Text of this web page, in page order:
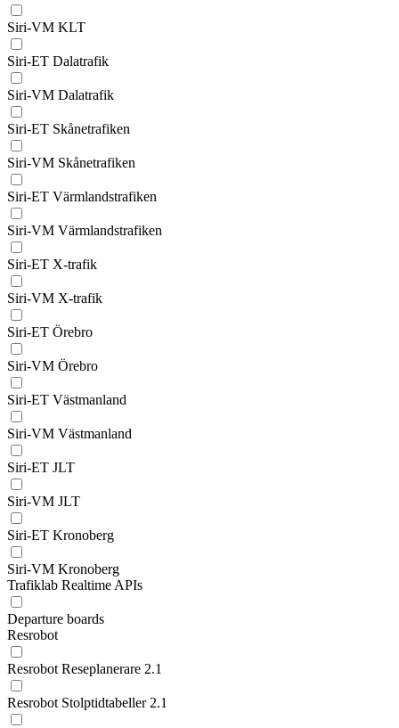
Siri-VM KLT
Siri-ET Dalatrafik
Siri-VM Dalatrafik
Siri-ET Skånetrafiken
Siri-VM Skånetrafiken
Siri-ET Värmlandstrafiken
Siri-VM Värmlandstrafiken
Siri-ET X-trafik
Siri-VM X-trafik
Siri-ET Örebro
Siri-VM Örebro
Siri-ET Västmanland
Siri-VM Västmanland
Siri-ET JLT
Siri-VM JLT
Siri-ET Kronoberg
Siri-VM Kronoberg
Trafiklab Realtime APIs
Departure boards
Resrobot
Resrobot Reseplanerare 2.1
Resrobot Stolptidtabeller 2.1